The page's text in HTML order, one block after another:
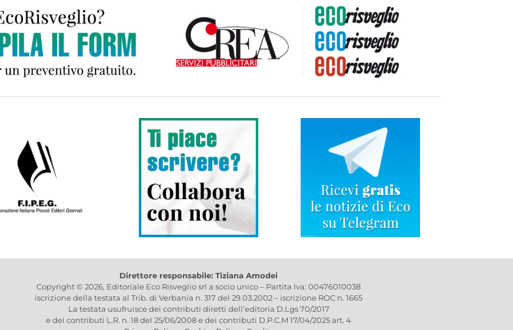
Direttore responsabile: Tiziana Amodei
Copyright © 2026, Editoriale Eco Risveglio srl a socio unico – Partita Iva: 00476010038
iscrizione della testata al Trib. di Verbania n. 317 del 29.03.2002 – iscrizione ROC n. 1665
La testata usufruisce dei contributi diretti dell’editoria D.Lgs 70/2017
e dei contributi L.R. n. 18 del 25/06/2008 e dei contributi D.P.C.M 17/04/2025 art. 4